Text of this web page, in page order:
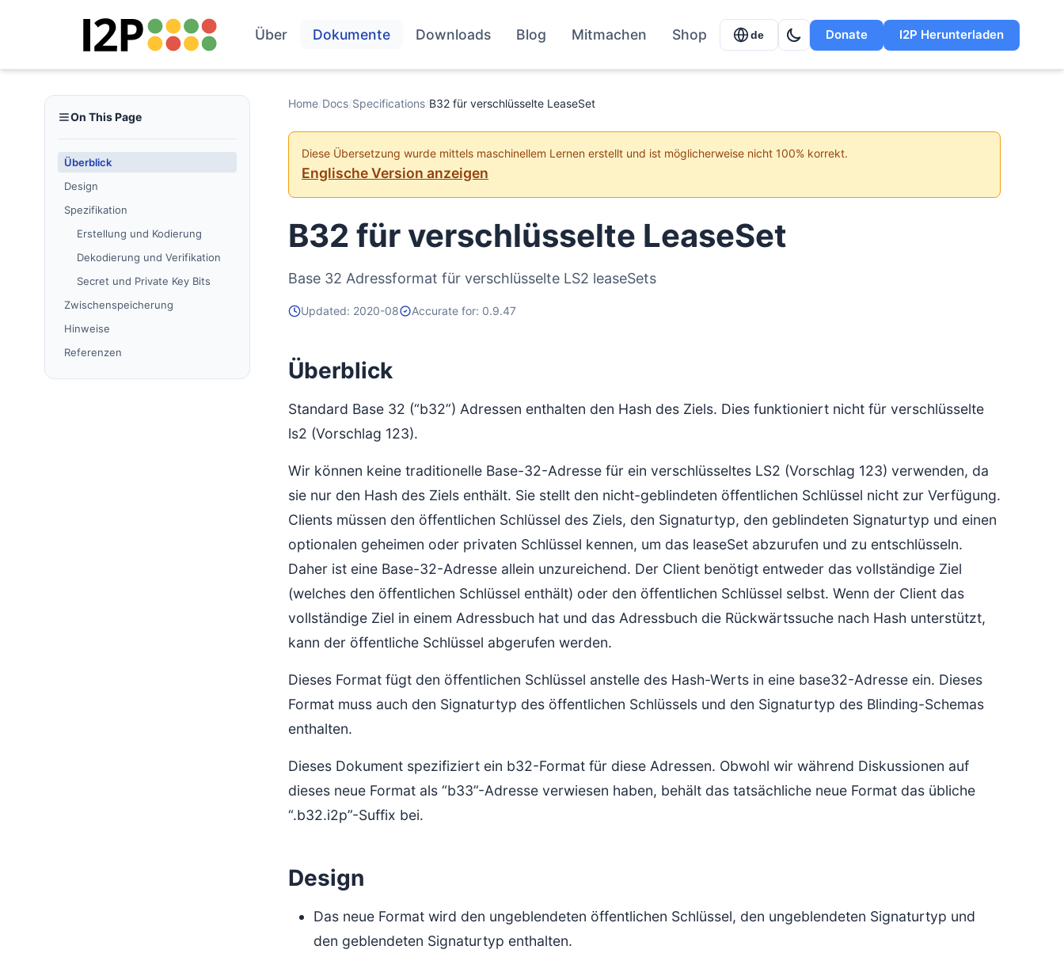
Über Dokumente Downloads Blog Mitmachen Shop de Donate I2P Herunterladen
On This Page
Überblick
Design
Spezifikation
Erstellung und Kodierung
Dekodierung und Verifikation
Secret und Private Key Bits
Zwischenspeicherung
Hinweise
Referenzen
Home/Docs/Specifications/B32 für verschlüsselte LeaseSet
Diese Übersetzung wurde mittels maschinellem Lernen erstellt und ist möglicherweise nicht 100% korrekt.
Englische Version anzeigen
B32 für verschlüsselte LeaseSet
Base 32 Adressformat für verschlüsselte LS2 leaseSets
Updated: 2020-08 Accurate for: 0.9.47
Überblick
Standard Base 32 (“b32”) Adressen enthalten den Hash des Ziels. Dies funktioniert nicht für verschlüsselte
ls2 (Vorschlag 123).
Wir können keine traditionelle Base-32-Adresse für ein verschlüsseltes LS2 (Vorschlag 123) verwenden, da
sie nur den Hash des Ziels enthält. Sie stellt den nicht-geblindeten öffentlichen Schlüssel nicht zur Verfügung.
Clients müssen den öffentlichen Schlüssel des Ziels, den Signaturtyp, den geblindeten Signaturtyp und einen
optionalen geheimen oder privaten Schlüssel kennen, um das leaseSet abzurufen und zu entschlüsseln.
Daher ist eine Base-32-Adresse allein unzureichend. Der Client benötigt entweder das vollständige Ziel
(welches den öffentlichen Schlüssel enthält) oder den öffentlichen Schlüssel selbst. Wenn der Client das
vollständige Ziel in einem Adressbuch hat und das Adressbuch die Rückwärtssuche nach Hash unterstützt,
kann der öffentliche Schlüssel abgerufen werden.
Dieses Format fügt den öffentlichen Schlüssel anstelle des Hash-Werts in eine base32-Adresse ein. Dieses
Format muss auch den Signaturtyp des öffentlichen Schlüssels und den Signaturtyp des Blinding-Schemas
enthalten.
Dieses Dokument spezifiziert ein b32-Format für diese Adressen. Obwohl wir während Diskussionen auf
dieses neue Format als “b33”-Adresse verwiesen haben, behält das tatsächliche neue Format das übliche
“.b32.i2p”-Suffix bei.
Design
Das neue Format wird den ungeblendeten öffentlichen Schlüssel, den ungeblendeten Signaturtyp und
den geblendeten Signaturtyp enthalten.